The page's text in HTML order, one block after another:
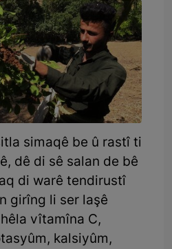
simaqê be û rastî ti
dê di sê salan de bê
di warê tendirustî
girîng li ser laşê
vîtamîna C,
kalsiyûm,